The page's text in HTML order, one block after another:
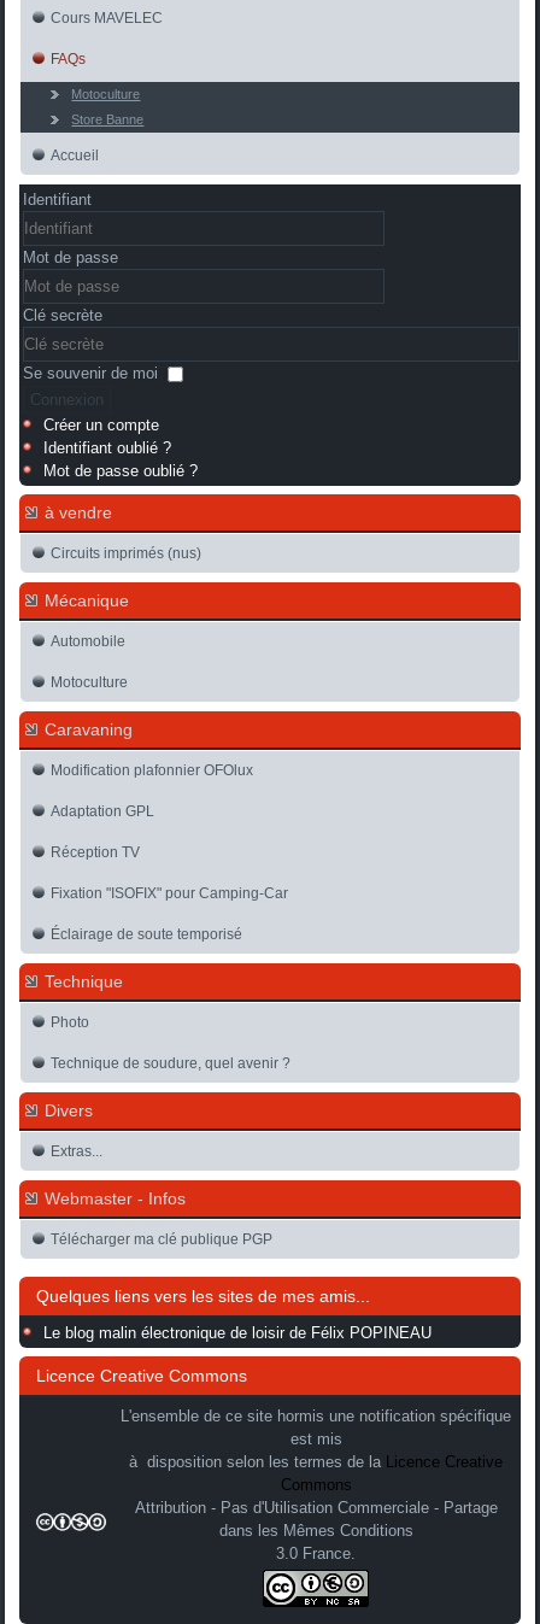
Cours MAVELEC
FAQs
Motoculture
Store Banne
Accueil
Identifiant
Mot de passe
Clé secrète
Se souvenir de moi
Connexion
Créer un compte
Identifiant oublié ?
Mot de passe oublié ?
à vendre
Circuits imprimés (nus)
Mécanique
Automobile
Motoculture
Caravaning
Modification plafonnier OFOlux
Adaptation GPL
Réception TV
Fixation "ISOFIX" pour Camping-Car
Éclairage de soute temporisé
Technique
Photo
Technique de soudure, quel avenir ?
Divers
Extras...
Webmaster - Infos
Télécharger ma clé publique PGP
Quelques liens vers les sites de mes amis...
Le blog malin électronique de loisir de Félix POPINEAU
Licence Creative Commons
L'ensemble de ce site hormis une notification spécifique
est mis
à disposition selon les termes de la Licence Creative
Commons
Attribution - Pas d'Utilisation Commerciale - Partage
dans les Mêmes Conditions
3.0 France.